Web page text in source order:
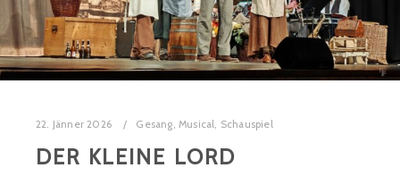
22. Jänner 2026 Gesang,Musical, Schauspiel
DER KLEINE LORD